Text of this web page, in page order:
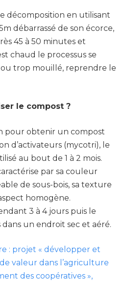
décomposition en utilisant
débarrassé de son écorce,
45 à 50 minutes et
chaud le processus se
ou trop mouillé, reprendre le
le compost ?
pour obtenir un compost
d’activateurs (mycotri), le
au bout de 1 à 2 mois.
par sa couleur
de sous-bois, sa texture
homogène.
3 à 4 jours puis le
dans un endroit sec et aéré.
: projet « développer et
valeur dans l’agriculture
des coopératives »,